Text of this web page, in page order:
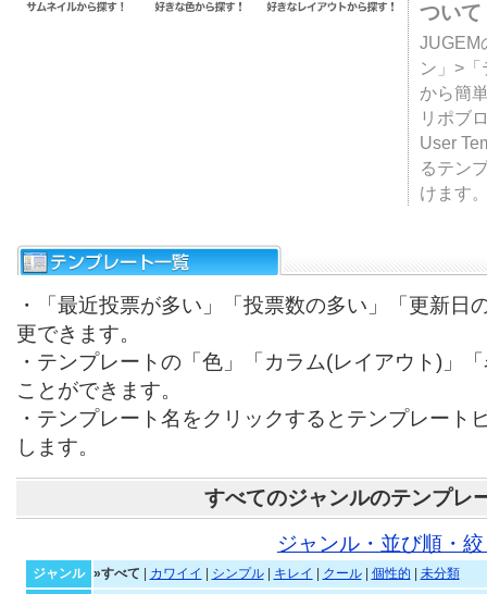
ついて
JUGEM
ン」>
から簡
リポブ
User
るテン
けます
・「最近投票が多い」「投票数の多い」「更新日
更できます。
・テンプレートの「色」「カラム(レイアウト)」
ことができます。
・テンプレート名をクリックするとテンプレート
します。
すべてのジャンルのテンプレ
ジャンル・並び順・
ジャンル »すべて カワイイ シンプル| キレイ クール| 個性的
未分類